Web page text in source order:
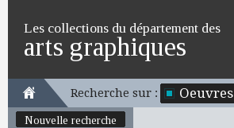
Les collections du département des
arts graphiques
Recherche sur : Oeuvres
Nouvelle recherche